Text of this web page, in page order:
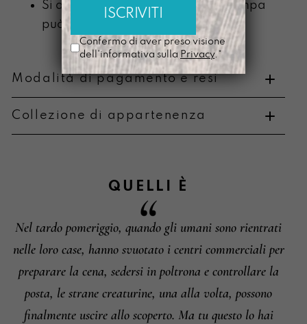
Si ammorbidisce con l’uso e la stampa
può scolorire
Modalità di pagamento e resi
Informazioni su cambi e resi
Collezione di appartenenza
QUELLI È
Nel tardo pomeriggio, quando gli umani sono rientrati
nelle loro case, hanno svuotato i centri commerciali per
preparare la cena, sedersi in poltrona e controllare la
posta, le strane creaturine, una alla volta, possono
finalmente uscire allo scoperto. Ma tu questo lo hai
Confermo di aver preso visione
dell'informativa sulla Privacy.*